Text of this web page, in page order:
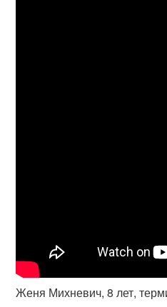
Женя Михневич, 8 лет,